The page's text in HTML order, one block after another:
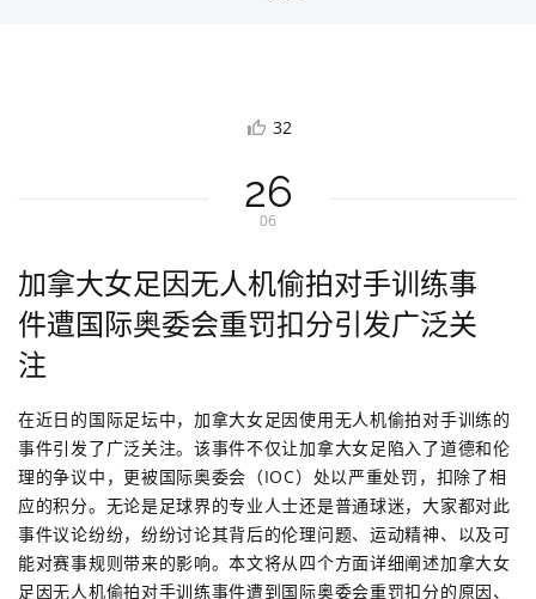
32
26
06
加拿大女足因无人机偷拍对手训练事
件遭国际奥委会重罚扣分引发广泛关
注
在近日的国际足坛中，加拿大女足因使用无人机偷拍对手训练的
事件引发了广泛关注。该事件不仅让加拿大女足陷入了道德和伦
理的争议中，更被国际奥委会（IOC）处以严重处罚，扣除了相
应的积分。无论是足球界的专业人士还是普通球迷，大家都对此
事件议论纷纷，纷纷讨论其背后的伦理问题、运动精神、以及可
能对赛事规则带来的影响。本文将从四个方面详细阐述加拿大女
足因无人机偷拍对手训练事件遭到国际奥委会重罚扣分的原因、